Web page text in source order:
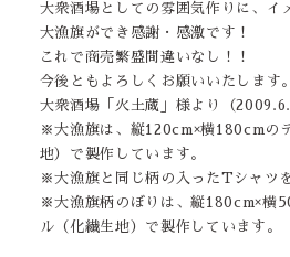
大衆酒場としての雰囲気作りに、イ
大漁旗ができ感謝・感激です！
これで商売繁盛間違いなし！！
今後ともよろしくお願いいたします。
大衆酒場「火土蔵」様より（
※大漁旗は、縦120cm×横180cmの
地）で製作しています。
※大漁旗と同じ柄の入ったTシャツ
※大漁旗柄のぼりは、縦180cm×横
ル（化繊生地）で製作しています。